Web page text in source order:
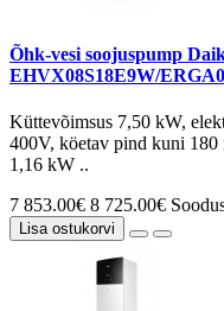
Õhk-vesi soojuspump
EHVX08S18E9W/
Küttevõimsus 7,50 kW,
400V, köetav pind kuni 180
1,16 kW ..
7 853.00€ 8 725.00€
Lisa ostukorvi